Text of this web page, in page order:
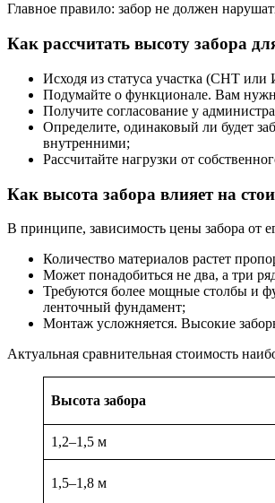
Главное правило: забор не должен
Как рассчитать высоту забора
Исходя из статуса участка (СНТ
Подумайте о функционале. Вам
Получите согласование у
Определите, одинаковый ли будет
внутренними;
Рассчитайте нагрузки от
Как высота забора влияет на
В принципе, зависимость цены забора от
Количество материалов растет
Может понадобиться не два, а три
Требуются более мощные столбы и
ленточный фундамент;
Монтаж усложняется. Высокие
Актуальная сравнительная стоимость
Высота забора
1,2–1,5 м
1,5–1,8 м